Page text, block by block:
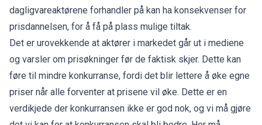
dagligvareaktørene forhandler på kan ha konsekvenser for
prisdannelsen, for å få på plass mulige tiltak.
Det er urovekkende at aktører i markedet går ut i mediene
og varsler om prisøkninger før de faktisk skjer. Dette kan
føre til mindre konkurranse, fordi det blir lettere å øke egne
priser når alle forventer at prisene vil øke. Dette er en
verdikjede der konkurransen ikke er god nok, og vi må gjøre